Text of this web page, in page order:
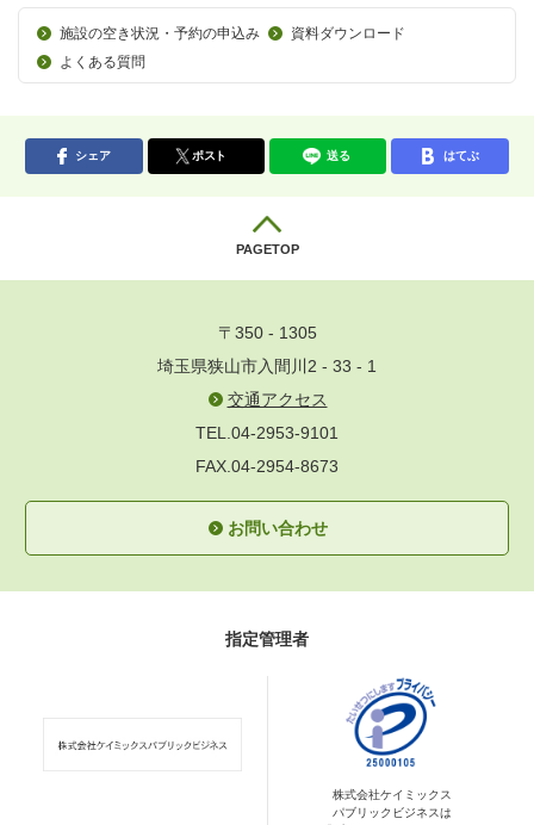
施設の空き状況・予約の申込み
資料ダウンロード
よくある質問
シェア ポスト 送る はてぶ
PAGETOP
〒350 - 1305
埼玉県狭山市入間川2 - 33 - 1
交通アクセス
TEL.04-2953-9101
FAX.04-2954-8673
お問い合わせ
指定管理者
株式会社ケイミックス
パブリックビジネスは